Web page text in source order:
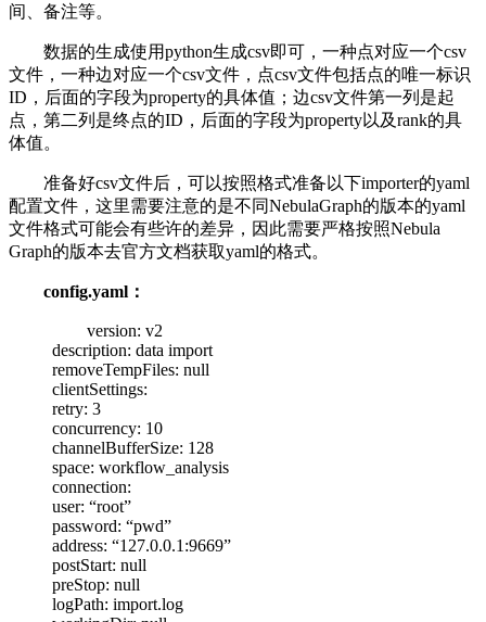
间、备注等。
数据的生成使用python生成csv即可，一种点对应一个csv
文件，一种边对应一个csv文件，点csv文件包括点的唯一标识
ID，后面的字段为property的具体值；边csv文件第一列是起
点，第二列是终点的ID，后面的字段为property以及rank的具
体值。
准备好csv文件后，可以按照格式准备以下importer的yaml
配置文件，这里需要注意的是不同NebulaGraph的版本的yaml
文件格式可能会有些许的差异，因此需要严格按照Nebula
Graph的版本去官方文档获取yaml的格式。
config.yaml：
version: v2
description: data import
removeTempFiles: null
clientSettings:
retry: 3
concurrency: 10
channelBufferSize: 128
space: workflow_analysis
connection:
user: “root”
password: “pwd”
address: “127.0.0.1:9669”
postStart: null
preStop: null
logPath: import.log